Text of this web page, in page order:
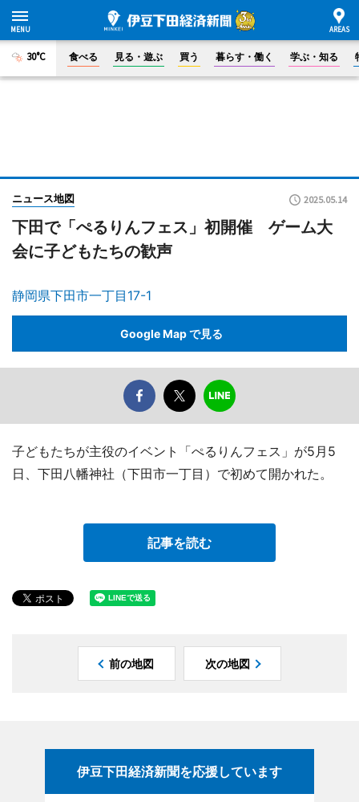
30°C 食べる 見る・遊ぶ 買う 暮らす・働く 学ぶ・知る
ニュース地図 2025.05.14
下田で「ぺるりんフェス」初開催 ゲーム大
会に子どもたちの歓声
静岡県下田市一丁目17-1
Google Map で見る
子どもたちが主役のイベント「ぺるりんフェス」が5月5
日、下田八幡神社（下田市一丁目）で初めて開かれた。
記事を読む
前の地図 次の地図
伊豆下田経済新聞を応援しています